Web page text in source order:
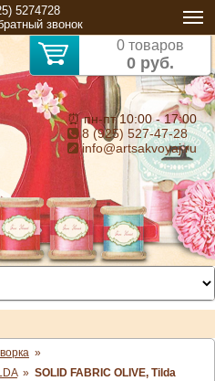
5274728
звонок
0 товаров
0 руб.
⏰ пн-пт 10:00 - 17:00
8 (925) 527-47-28
info@artsakvoyaj.ru
»
» SOLID FABRIC OLIVE, Tilda